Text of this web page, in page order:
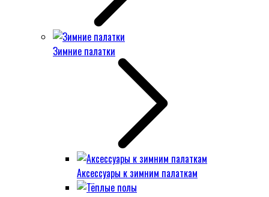
Зимние палатки
Аксессуары к зимним палаткам